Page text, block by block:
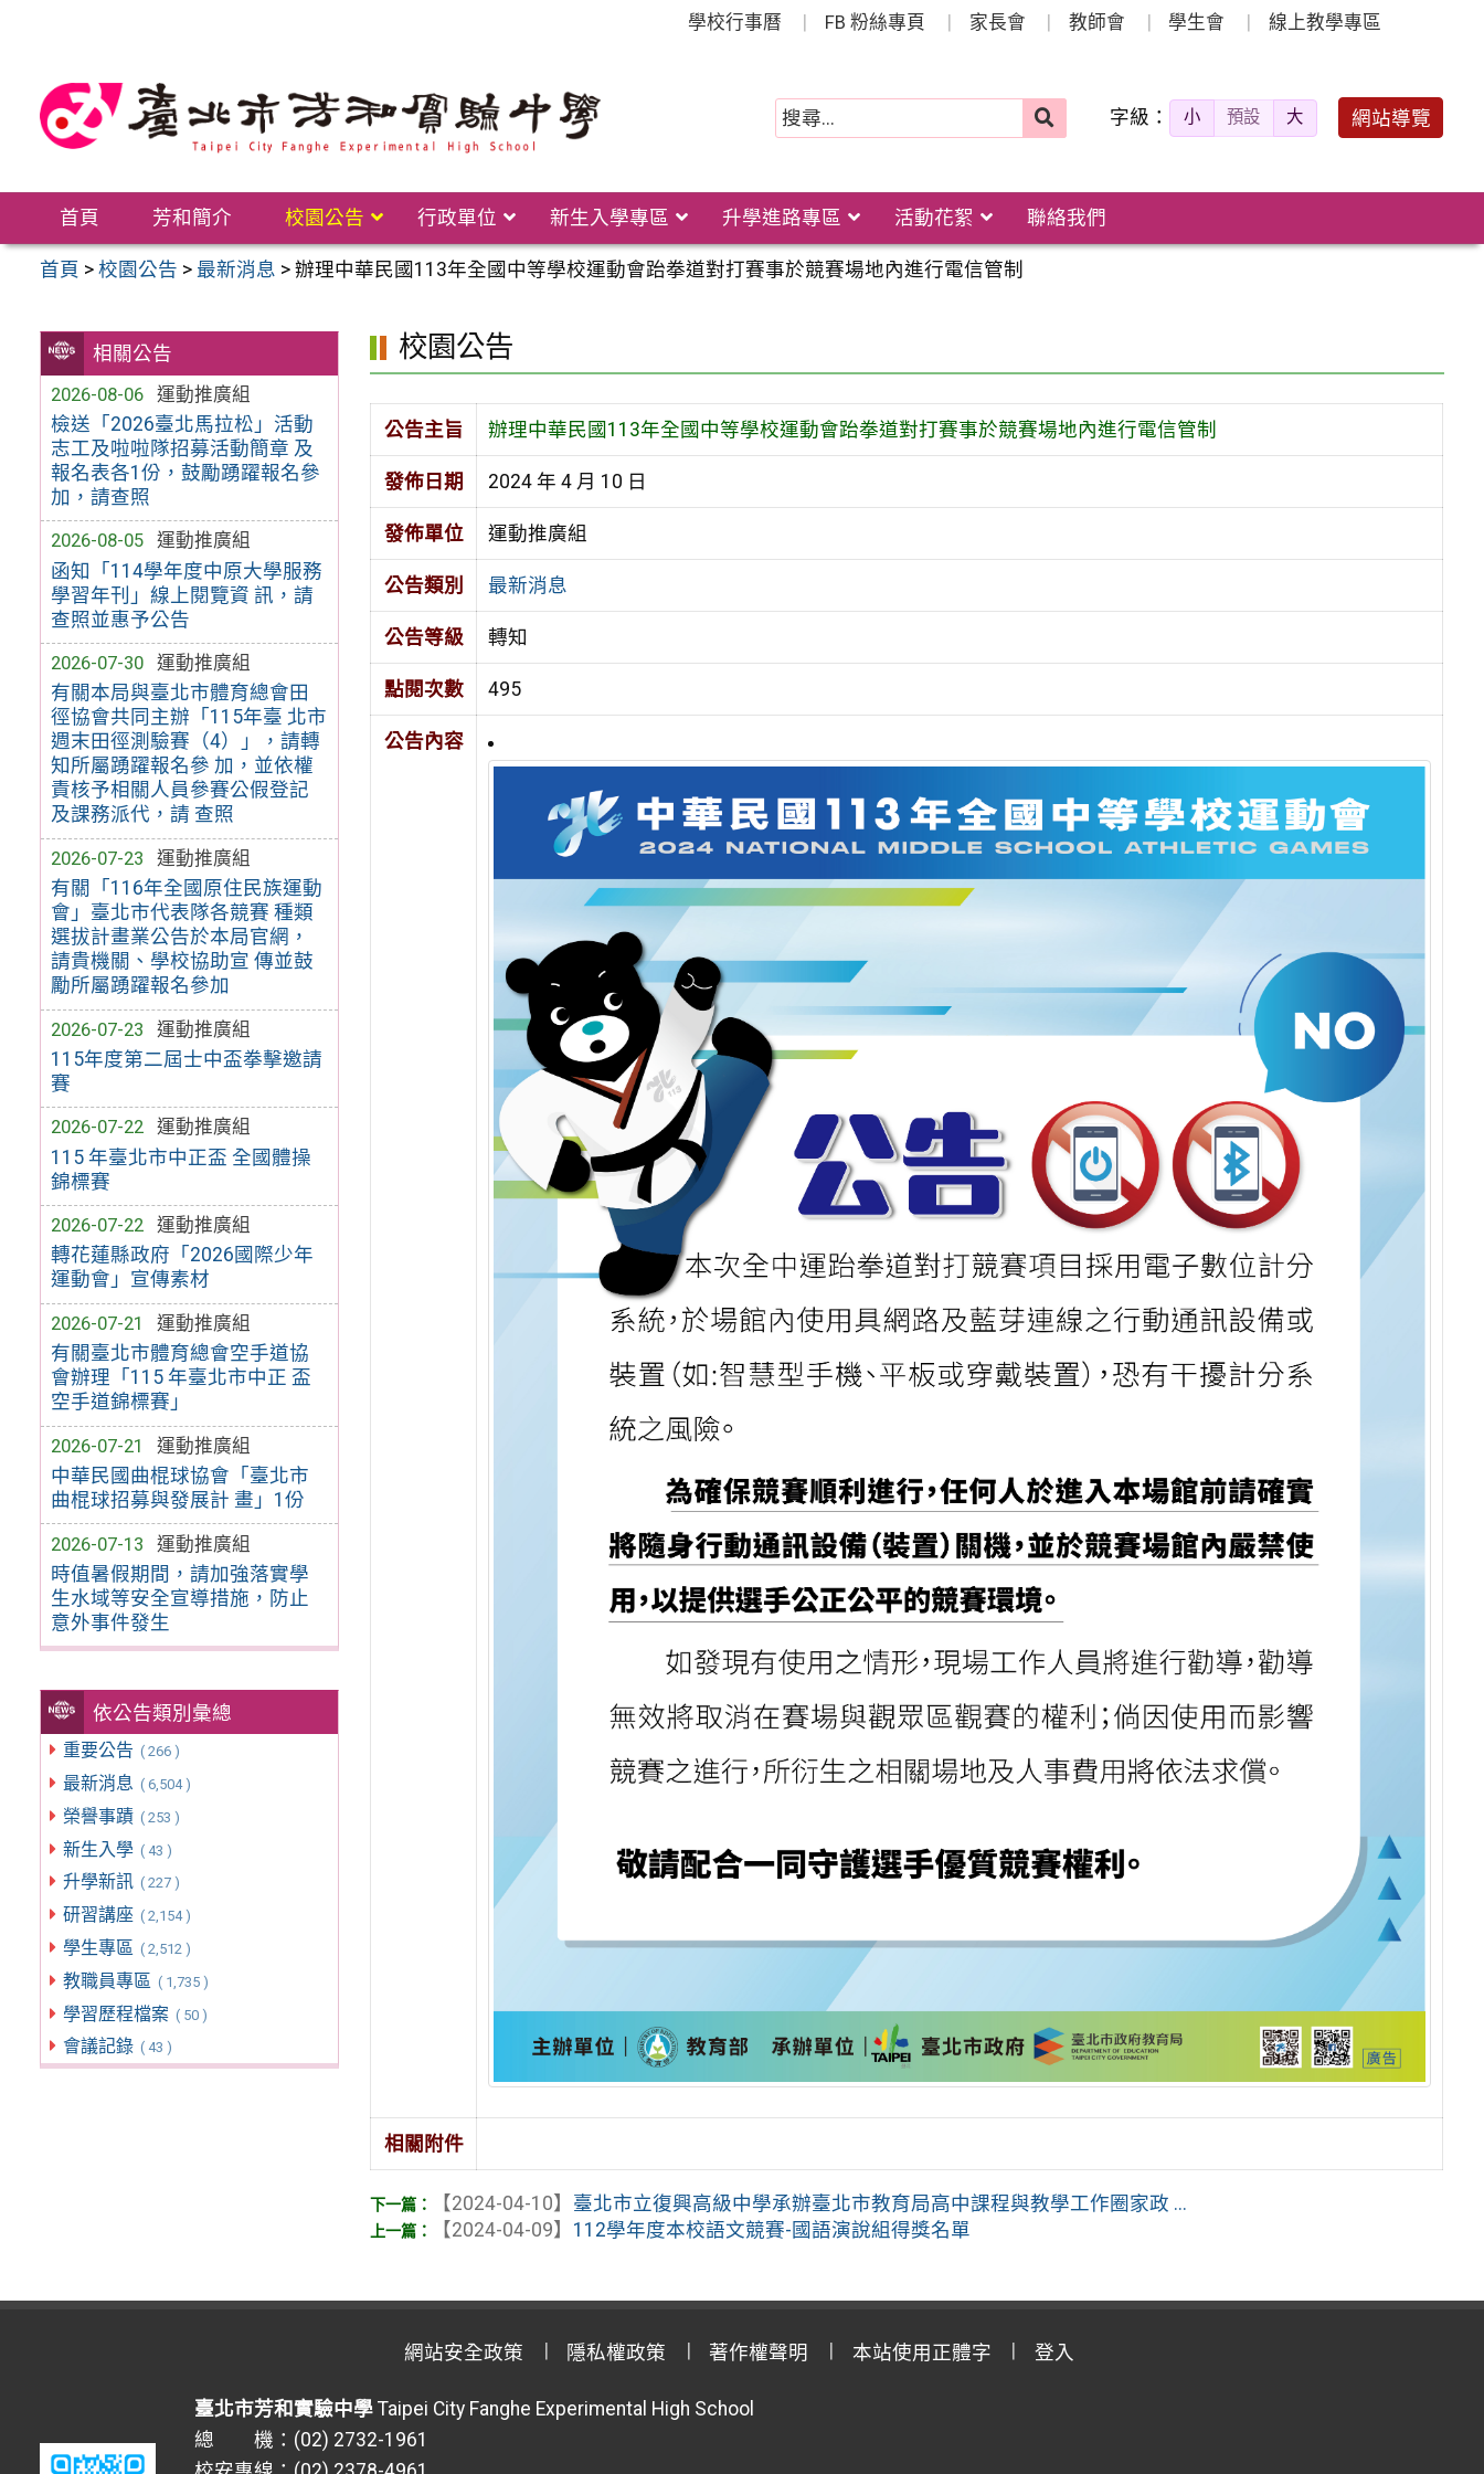
學校行事曆 FB 粉絲專頁 家長會 教師會 學生會 線上教學專區
字級： 小 預設 大 網站導覽
首頁 芳和簡介 校園公告 行政單位 新生入學專區 升學進路專區 活動花絮 聯絡我們
首頁 >校園公告 > 最新消息 >辦理中華民國113年全國中等學校運動會跆拳道對打賽事於競賽場地內進行電信管制
相關公告
2026-08-06
運動推廣組
檢送「2026臺北馬拉松」活動
志工及啦啦隊招募活動簡章 及
報名表各1份，鼓勵踴躍報名參
加，請查照
2026-08-05
運動推廣組
函知「114學年度中原大學服務
學習年刊」線上閱覽資 訊，請
查照並惠予公告
2026-07-30
運動推廣組
有關本局與臺北市體育總會田
徑協會共同主辦「115年臺 北市
週末田徑測驗賽（4）」，請轉
知所屬踴躍報名參 加，並依權
責核予相關人員參賽公假登記
及課務派代，請 查照
2026-07-23
運動推廣組
有關「116年全國原住民族運動
會」臺北市代表隊各競賽 種類
選拔計畫業公告於本局官網，
請貴機關、學校協助宣 傳並鼓
勵所屬踴躍報名參加
2026-07-23
運動推廣組
115年度第二屆士中盃拳擊邀請
賽
2026-07-22
運動推廣組
115 年臺北市中正盃 全國體操
錦標賽
2026-07-22
運動推廣組
轉花蓮縣政府「2026國際少年
運動會」宣傳素材
2026-07-21
運動推廣組
有關臺北市體育總會空手道協
會辦理「115 年臺北市中正 盃
空手道錦標賽」
2026-07-21
運動推廣組
中華民國曲棍球協會「臺北市
曲棍球招募與發展計 畫」1份
2026-07-13
運動推廣組
時值暑假期間，請加強落實學
生水域等安全宣導措施，防止
意外事件發生
依公告類別彙總
重要公告 ( 266 )
最新消息 ( 6,504 )
榮譽事蹟 ( 253 )
新生入學 ( 43 )
升學新訊 ( 227 )
研習講座 ( 2,154 )
學生專區 ( 2,512 )
教職員專區 ( 1,735 )
學習歷程檔案 ( 50 )
會議記錄 ( 43 )
校園公告
公告主旨 辦理中華民國113年全國中等學校運動會跆拳道對打賽事於競賽場地內進行電信管制
發佈日期 2024 年 4 月 10 日
發佈單位 運動推廣組
公告類別 最新消息
公告等級 轉知
點閱次數 495
公告內容
相關附件
【2024-04-10】 臺北市立復興高級中學承辦臺北市教育局高中課程與教學工作圈家政 ...
【2024-04-09】 112學年度本校語文競賽-國語演說組得獎名單
網站安全政策 隱私權政策 著作權聲明 本站使用正體字 登入
臺北市芳和實驗中學 Taipei City Fanghe Experimental High School
總 機：(02) 2732-1961